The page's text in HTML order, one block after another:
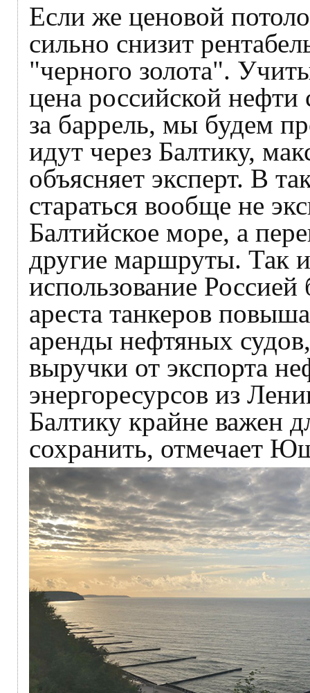
Если же ценовой
сильно снизит
"черного золота".
цена российской нефти
за баррель, мы будем
идут через Балтику,
объясняет эксперт. В
стараться вообще не
Балтийское море, а
другие маршруты. Так
использование
ареста танкеров
аренды нефтяных
выручки от экспорта
энергоресурсов из
Балтику крайне важен
сохранить, отмечает